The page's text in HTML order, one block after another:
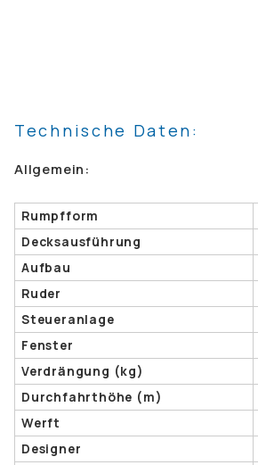
Technische Daten:
Allgemein:
Rumpfform
Decksausführung
Aufbau
Ruder
Steueranlage
Fenster
Verdrängung (kg)
Durchfahrthöhe (m)
Werft
Designer